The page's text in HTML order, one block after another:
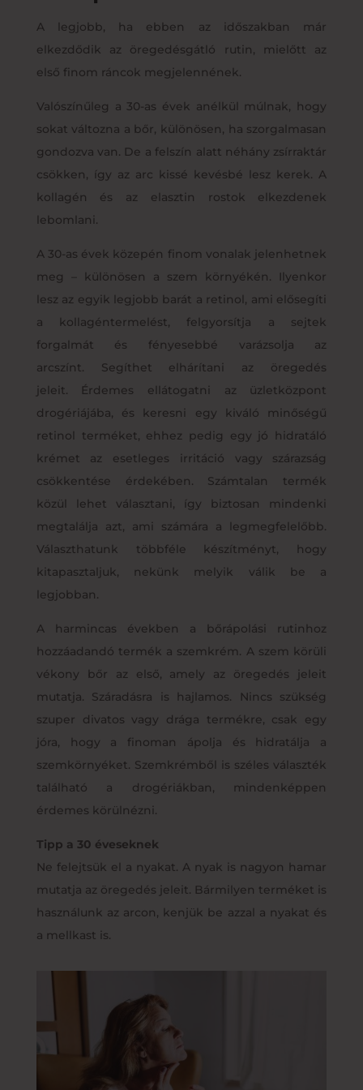
A legjobb, ha ebben az időszakban már
elkezdődik az öregedésgátló rutin, mielőtt az
első finom ráncok megjelennének.
Valószínűleg a 30-as évek anélkül múlnak, hogy
sokat változna a bőr, különösen, ha szorgalmasan
gondozva van. De a felszín alatt néhány zsírraktár
csökken, így az arc kissé kevésbé lesz kerek. A
kollagén és az elasztin rostok elkezdenek
lebomlani.
A 30-as évek közepén finom vonalak jelenhetnek
meg – különösen a szem környékén. Ilyenkor
lesz az egyik legjobb barát a retinol, ami elősegíti
a kollagéntermelést, felgyorsítja a sejtek
forgalmát és fényesebbé varázsolja az
arcszínt. Segíthet elhárítani az öregedés
jeleit. Érdemes ellátogatni az üzletközpont
drogériájába, és keresni egy kiváló minőségű
retinol terméket, ehhez pedig egy jó hidratáló
krémet az esetleges irritáció vagy szárazság
csökkentése érdekében. Számtalan termék
közül lehet választani, így biztosan mindenki
megtalálja azt, ami számára a legmegfelelőbb.
Választhatunk többféle készítményt, hogy
kitapasztaljuk, nekünk melyik válik be a
legjobban.
A harmincas években a bőrápolási rutinhoz
hozzáadandó termék a szemkrém. A szem körüli
vékony bőr az első, amely az öregedés jeleit
mutatja. Száradásra is hajlamos. Nincs szükség
szuper divatos vagy drága termékre, csak egy
jóra, hogy a finoman ápolja és hidratálja a
szemkörnyéket. Szemkrémből is széles választék
található a drogériákban, mindenképpen
érdemes körülnézni.
Tipp a 30 éveseknek
Ne felejtsük el a nyakat. A nyak is nagyon hamar
mutatja az öregedés jeleit. Bármilyen terméket is
használunk az arcon, kenjük be azzal a nyakat és
a mellkast is.